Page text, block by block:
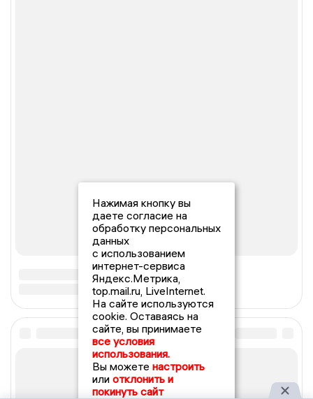
Нажимая кнопку вы
даете согласие на
обработку персональных
данных
с использованием
интернет-сервиса
Яндекс.Метрика,
top.mail.ru, LiveInternet.
На сайте используются
cookie. Оставаясь на
сайте, вы принимаете
все условия
использования.
Вы можете настроить
или отклонить и
покинуть сайт